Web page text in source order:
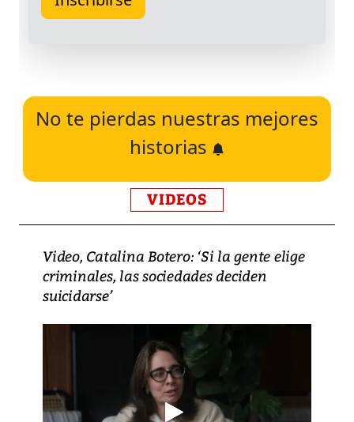
No te pierdas nuestras mejores
historias
VIDEOS
Video, Catalina Botero: ‘Si la gente elige
criminales, las sociedades deciden
suicidarse’